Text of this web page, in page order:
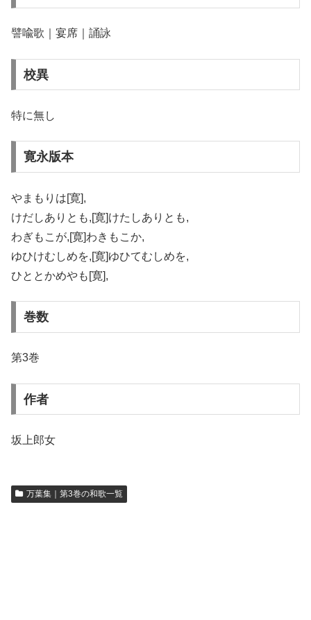
譬喩歌｜宴席｜誦詠
校異
特に無し
寛永版本
やまもりは[寛],
けだしありとも,[寛]けたしありとも,
わぎもこが,[寛]わきもこか,
ゆひけむしめを,[寛]ゆひてむしめを,
ひととかめやも[寛],
巻数
第3巻
作者
坂上郎女
万葉集｜第3巻の和歌一覧